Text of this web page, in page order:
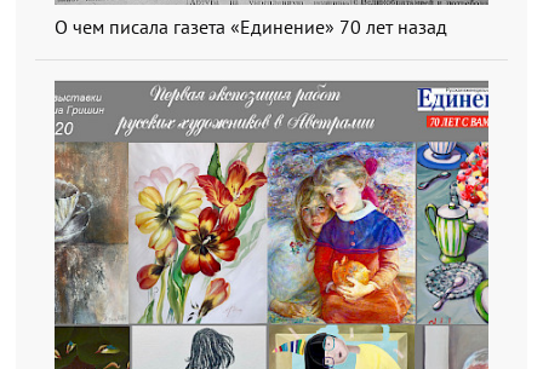
О чем писала газета «Единение» 70 лет назад